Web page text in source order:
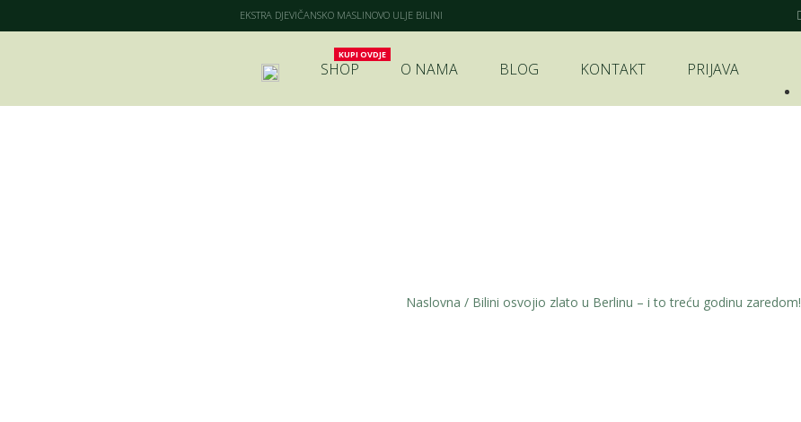
EKSTRA DJEVIČANSKO MASLINOVO ULJE BILINI
SHOP O NAMA BLOG KONTAKT PRIJAVA
Naslovna / Bilini osvojio zlato u Berlinu – i to treću godinu zaredom!